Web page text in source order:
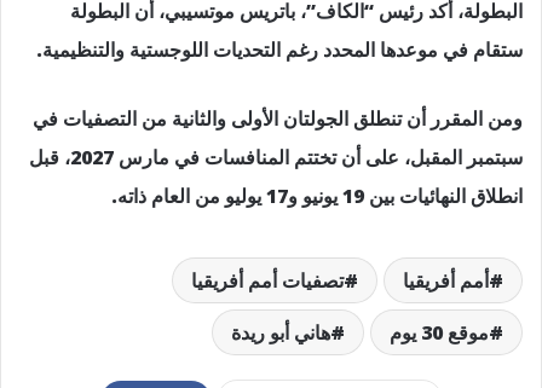
البطولة، أكد رئيس “الكاف”، باتريس موتسيبي، أن البطولة
ستقام في موعدها المحدد رغم التحديات اللوجستية والتنظيمية.
ومن المقرر أن تنطلق الجولتان الأولى والثانية من التصفيات في
سبتمبر المقبل، على أن تختتم المنافسات في مارس 2027، قبل
انطلاق النهائيات بين 19 يونيو و17 يوليو من العام ذاته.
أمم أفريقيا
تصفيات أمم أفريقيا
موقع 30 يوم
هاني أبو ريدة